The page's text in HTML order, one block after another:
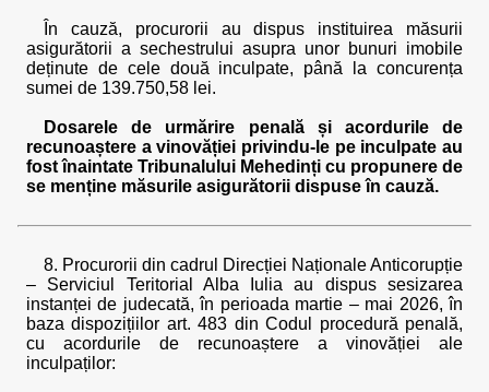
În cauză, procurorii au dispus instituirea măsurii
asigurătorii a sechestrului asupra unor bunuri imobile
deținute de cele două inculpate, până la concurența
sumei de 139.750,58 lei.
Dosarele de urmărire penală și acordurile de
recunoaștere a vinovăției privindu-le pe inculpate au
fost înaintate Tribunalului Mehedinți cu propunere de
se menține măsurile asigurătorii dispuse în cauză.
8. Procurorii din cadrul Direcției Naționale Anticorupție
– Serviciul Teritorial Alba Iulia au dispus sesizarea
instanței de judecată, în perioada martie – mai 2026, în
baza dispozițiilor art. 483 din Codul procedură penală,
cu acordurile de recunoaștere a vinovăției ale
inculpaților: